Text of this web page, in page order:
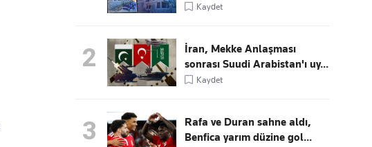
Kaydet
2
İran, Mekke Anlaşması
sonrası Suudi Arabistan'ı uy...
Kaydet
3
Rafa ve Duran sahne aldı,
Benfica yarım düzine gol...